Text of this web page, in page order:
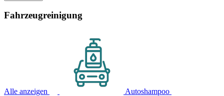
Fahrzeugreinigung
Alle anzeigen Autoshampoo